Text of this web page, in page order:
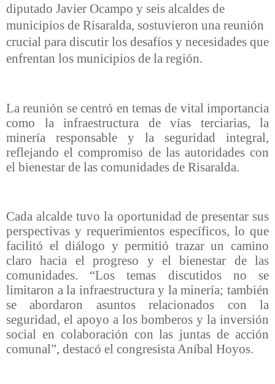
diputado Javier Ocampo y seis alcaldes de
municipios de Risaralda, sostuvieron una reunión
crucial para discutir los desafíos y necesidades que
enfrentan los municipios de la región.
La reunión se centró en temas de vital importancia
como la infraestructura de vías terciarias, la
minería responsable y la seguridad integral,
reflejando el compromiso de las autoridades con
el bienestar de las comunidades de Risaralda.
Cada alcalde tuvo la oportunidad de presentar sus
perspectivas y requerimientos específicos, lo que
facilitó el diálogo y permitió trazar un camino
claro hacia el progreso y el bienestar de las
comunidades. “Los temas discutidos no se
limitaron a la infraestructura y la minería; también
se abordaron asuntos relacionados con la
seguridad, el apoyo a los bomberos y la inversión
social en colaboración con las juntas de acción
comunal”, destacó el congresista Aníbal Hoyos.